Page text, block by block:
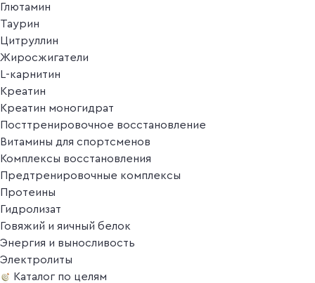
Глютамин
Таурин
Цитруллин
Жиросжигатели
L-карнитин
Креатин
Креатин моногидрат
Посттренировочное восстановление
Витамины для спортсменов
Комплексы восстановления
Предтренировочные комплексы
Протеины
Гидролизат
Говяжий и яичный белок
Энергия и выносливость
Электролиты
Каталог по целям